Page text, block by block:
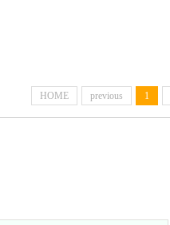
HOME previous 1